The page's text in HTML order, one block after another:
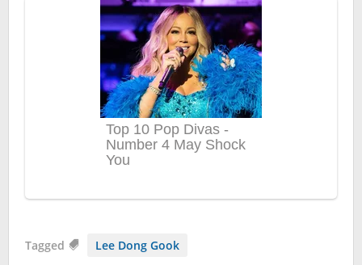
Tagged Lee Dong Gook